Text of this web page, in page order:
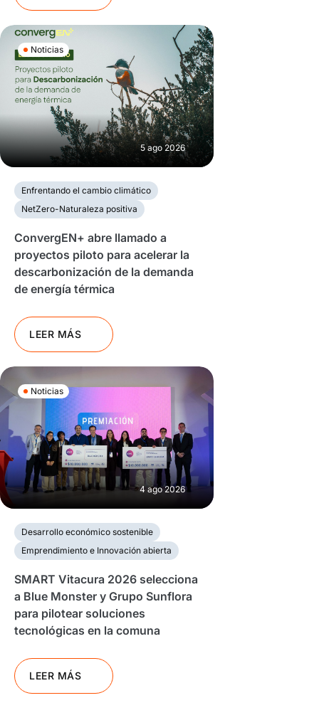
Noticias
5 ago 2026
Enfrentando el cambio climático
NetZero-Naturaleza positiva
ConvergEN+ abre llamado a
proyectos piloto para acelerar la
descarbonización de la demanda
de energía térmica
LEER MÁS
Noticias
4 ago 2026
Desarrollo económico sostenible
Emprendimiento e Innovación abierta
SMART Vitacura 2026 selecciona
a Blue Monster y Grupo Sunflora
para pilotear soluciones
tecnológicas en la comuna
LEER MÁS